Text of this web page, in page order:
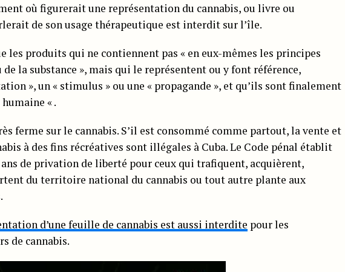
où figurerait une représentation du cannabis, ou livre ou
de son usage thérapeutique est interdit sur l’île.
les produits qui ne contiennent pas « en eux-mêmes les principes
la substance », mais qui le représentent ou y font référence,
», un « stimulus » ou une « propagande », et qu’ils sont finalement
« .
ferme sur le cannabis. S’il est consommé comme partout, la vente et
à des fins récréatives sont illégales à Cuba. Le Code pénal établit
ans de privation de liberté pour ceux qui trafiquent, acquièrent,
du territoire national du cannabis ou tout autre plante aux
d’une feuille de cannabis est aussi interdite pour les
de cannabis.